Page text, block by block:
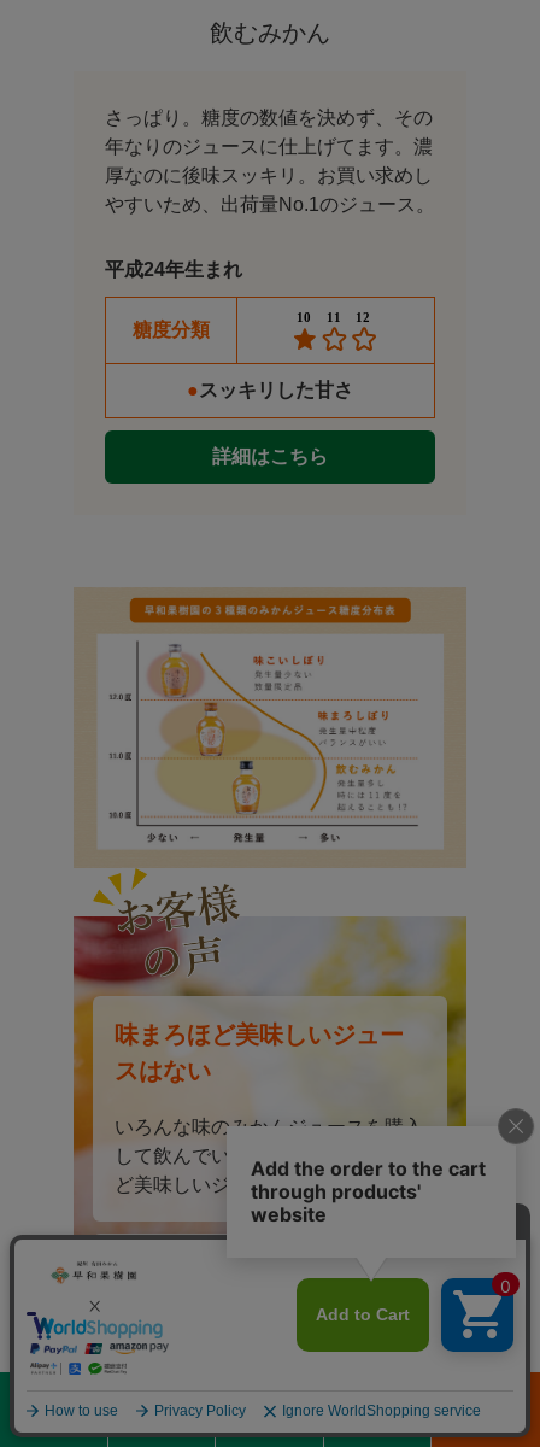
飲むみかん
さっぱり。糖度の数値を決めず、その
年なりのジュースに仕上げてます。濃
厚なのに後味スッキリ。お買い求めし
やすいため、出荷量No.1のジュース。
平成24年生まれ
糖度分類
●スッキリした甘さ
詳細はこちら
味まろほど美味しいジュー
スはない
いろんな味のみかんジュースを購入
して飲んでいますが、この味まろほ
ど美味しいジュースはないです。
自然の味がいい
自然の味がいいです。さっぱりしな
がらもこくのある味。朝食に合わせ